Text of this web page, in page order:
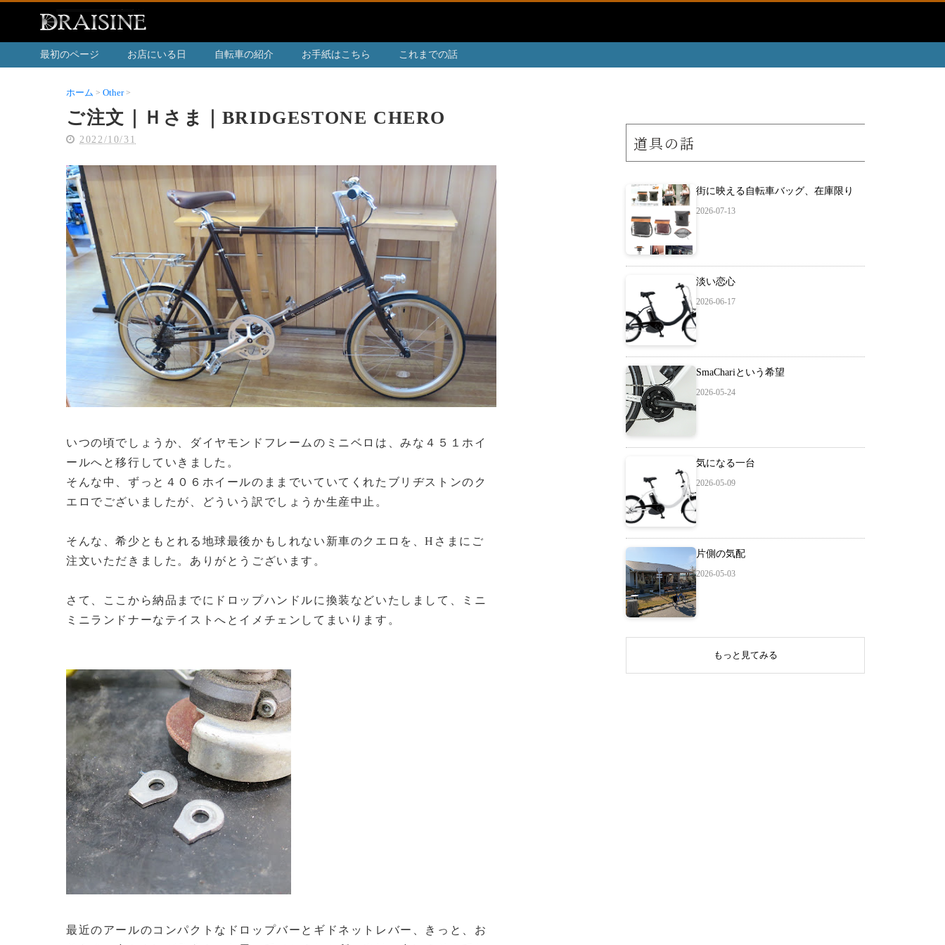
最初のページ お店にいる日 自転車の紹介 お手紙はこちら これまでの話
ホーム Other
ご注文｜Ｈさま｜BRIDGESTONE CHERO
2022/10/31
いつの頃でしょうか、ダイヤモンドフレームのミニベロは、みな４５１ホイ
ールへと移行していきました。
そんな中、ずっと４０６ホイールのままでいていてくれたブリヂストンのク
エロでございましたが、どういう訳でしょうか生産中止。
そんな、希少ともとれる地球最後かもしれない新車のクエロを、Hさまにご
注文いただきました。ありがとうございます。
さて、ここから納品までにドロップハンドルに換装などいたしまして、ミニ
ミニランドナーなテイストへとイメチェンしてまいります。
最近のアールのコンパクトなドロップバーとギドネットレバー、きっと、お
道具の話
街に映える自転車バッグ、在庫限り
2026-07-13
淡い恋心
2026-06-17
SmaChariという希望
2026-05-24
気になる一台
2026-05-09
片側の気配
2026-05-03
もっと見てみる